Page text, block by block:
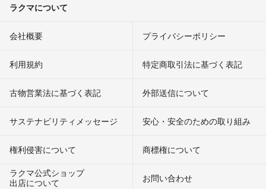
ラクマについて
会社概要 プライバシーポリシー
利用規約 特定商取引法に基づく表記
古物営業法に基づく表記 外部送信について
サステナビリティメッセージ 安心・安全のための取り組み
権利侵害について
商標権について
ラクマ公式ショップ
出店について
お問い合わせ